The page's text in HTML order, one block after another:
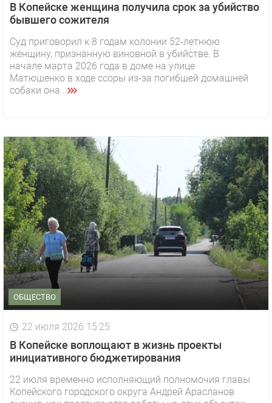
В Копейске женщина получила срок за убийство
бывшего сожителя
Суд приговорил к 8 годам колонии 52‑летнюю
женщину, признанную виновной в убийстве. В
начале марта 2026 года в доме на улице
Матюшенко в ходе ссоры из‑за погибшей домашней
собаки она...
ОБЩЕСТВО
22 июля 2026 15:25
В Копейске воплощают в жизнь проекты
инициативного бюджетирования
22 июля временно исполняющий полномочия главы
Копейского городского округа Андрей Арасланов
1 видео СМОТРЕТЬ